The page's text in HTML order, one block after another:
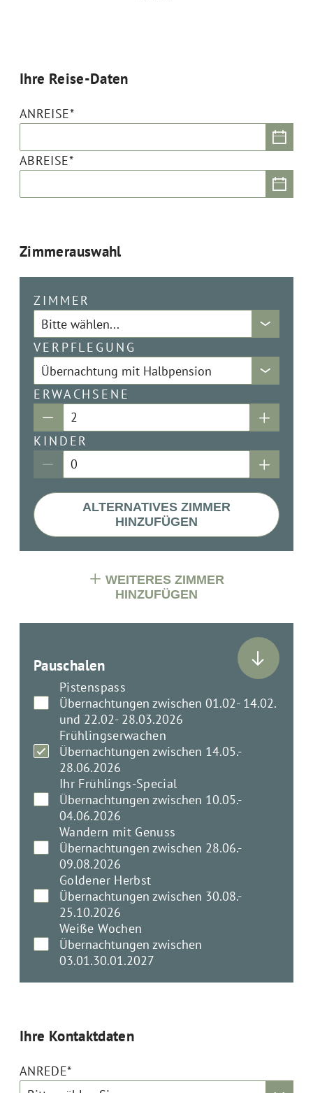
Ihre Reise-Daten
ANREISE*
ABREISE*
Zimmerauswahl
ZIMMER
VERPFLEGUNG
ERWACHSENE
KINDER
ALTERNATIVES ZIMMER
HINZUFÜGEN
HINZUFÜGEN
Pauschalen
Pistenspass
Übernachtungen zwischen 01.02- 14.02.
und 22.02- 28.03.2026
Frühlingserwachen
Übernachtungen zwischen 14.05.-
28.06.2026
Ihr Frühlings-Special
Übernachtungen zwischen 10.05.-
04.06.2026
Wandern mit Genuss
Übernachtungen zwischen 28.06.-
09.08.2026
Goldener Herbst
Übernachtungen zwischen 30.08.-
25.10.2026
Weiße Wochen
Übernachtungen zwischen
03.01.30.01.2027
Ihre Kontaktdaten
ANREDE*